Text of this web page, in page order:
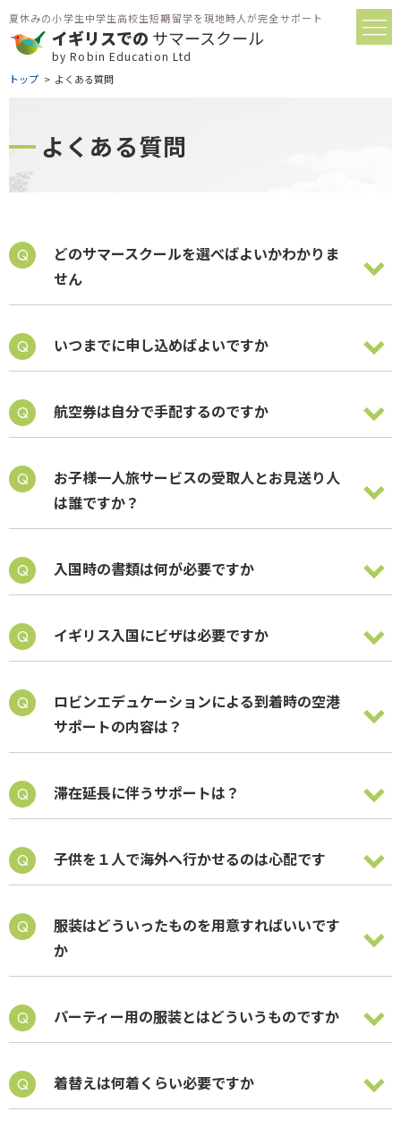
夏休みの小学生中学生高校生短期留学を現地時人が完全サポート
イギリスでの サマースクール
by Robin Education Ltd
トップ よくある質問
よくある質問
どのサマースクールを選べばよいかわかりま
せん
いつまでに申し込めばよいですか
航空券は自分で手配するのですか
お子様一人旅サービスの受取人とお見送り人
は誰ですか？
入国時の書類は何が必要ですか
イギリス入国にビザは必要ですか
ロビンエデュケーションによる到着時の空港
サポートの内容は？
滞在延長に伴うサポートは？
子供を１人で海外へ行かせるのは心配です
服装はどういったものを用意すればいいです
か
パーティー用の服装とはどういうものですか
着替えは何着くらい必要ですか